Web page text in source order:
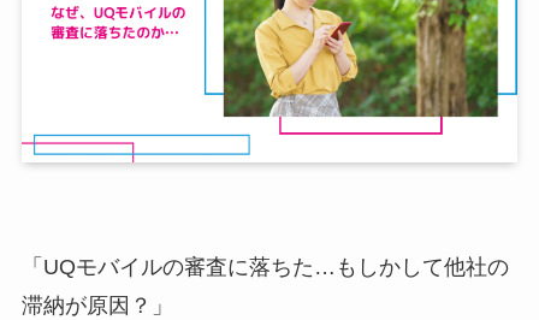
「UQモバイルの審査に落ちた…もしかして他社の
滞納が原因？」